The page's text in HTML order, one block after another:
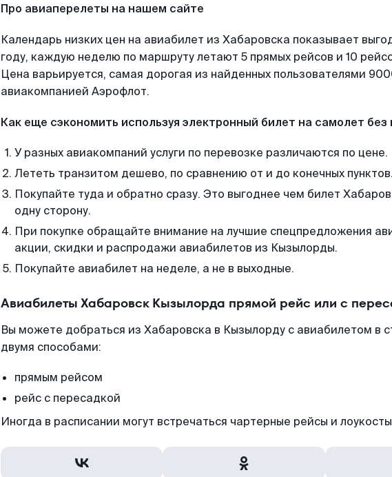
Про авиаперелеты на нашем сайте
Календарь низких цен на авиабилет из Хабаровска показывает
году, каждую неделю по маршруту летают 5 прямых рейсов и 10
Цена варьируется, самая дорогая из найденных пользователями
авиакомпанией Аэрофлот.
Как еще сэкономить используя электронный билет на самолет без
У разных авиакомпаний услуги по перевозке различаются по цене.
Лететь транзитом дешево, по сравнению от и до конечных пунктов.
Покупайте туда и обратно сразу. Это выгоднее чем билет
одну сторону.
При покупке обращайте внимание на лучшие спецпредложения
акции, скидки и распродажи авиабилетов из Кызылорды.
Покупайте авиабилет на неделе, а не в выходные.
Авиабилеты Хабаровск Кызылорда прямой рейс или с
Вы можете добраться из Хабаровска в Кызылорду с авиабилетом в
двумя способами:
прямым рейсом
рейс с пересадкой
Иногда в расписании могут встречаться чартерные рейсы и